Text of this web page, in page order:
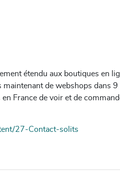
étendu aux boutiques en
de webshops dans
France de voir et de
27-Contact-solits